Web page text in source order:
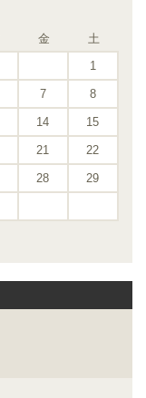
金
土
1
7 8
14 15
21 22
28 29